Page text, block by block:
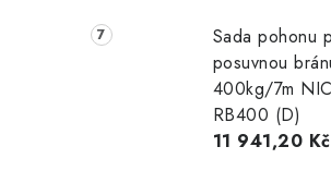
Sada pohonu
posuvnou
400kg/7m
RB400 (D)
11 941,20 Kč